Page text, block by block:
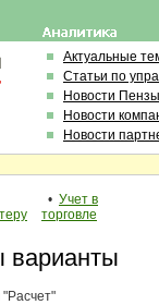
Актуальные
Статьи по
Новости Пензы
Новости
Новости
• Учет в
торговле
варианты